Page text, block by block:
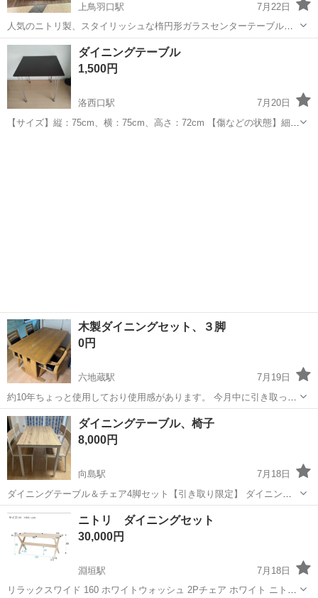
上鳥羽口駅
7月22日
人気のニトリ製、スタイリッシュな楕円形ガラスセンターテーブルで
す😊 ガラス天板がお部屋を明るく見せ、圧迫感の少ないおしゃれなデ
ザイン♪ ☕ リビングのセンターテーブルに！ 🏡 モダン・ナチュラルな
お部屋との相性も抜群！ ...
京都 京都市 上鳥羽口駅 テーブル
ダイニングテーブル
1,500円
洛西口駅
7月20日
【サイズ】縦：75cm、横：75cm、高さ：72cm 【傷などの状態】細か
木製ダイニングセット、３脚
0円
六地蔵駅
7月19日
約10年ちょっと使用しており使用感があります。 今月中に引き取って
くださる方優先でお譲りさせて頂きます。 JR六地蔵駅周辺の自宅まで
引き取りをお願い致しますm(_ _)m 一戸建てです。
京都 宇治市 六地蔵駅 テーブル
ダイニングテーブル、椅子
8,000円
向島駅
7月18日
ダイニングテーブル＆チェア4脚セット【引き取り限定】 ダイニング
テーブルとチェア4脚のセットです。 木目調のデザインと白いフレー
ムで、シンプルでおしゃれな雰囲気です。普段使いしていましたが、
大きな傷や破損はなく、まだまだ...
京都 京都市 向島駅 テーブル
ニトリ ダイニングセット
30,000円
淵垣駅
7月18日
リラックスワイド 160 ホワイトウォッシュ 2Pチェア ホワイト ニトリ